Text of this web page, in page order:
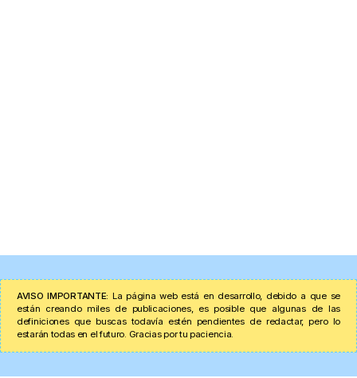
AVISO IMPORTANTE: La página web está en desarrollo, debido a que se
están creando miles de publicaciones, es posible que algunas de las
definiciones que buscas todavía estén pendientes de redactar, pero lo
estarán todas en el futuro. Gracias por tu paciencia.